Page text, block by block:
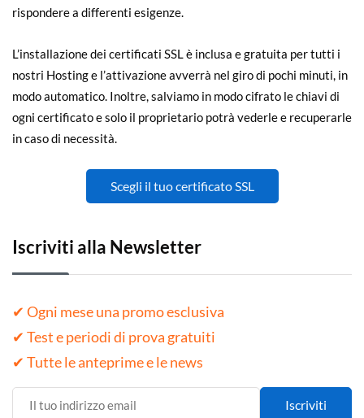
rispondere a differenti esigenze.
L’installazione dei certificati SSL è inclusa e gratuita per tutti i
nostri Hosting e l’attivazione avverrà nel giro di pochi minuti, in
modo automatico. Inoltre, salviamo in modo cifrato le chiavi di
ogni certificato e solo il proprietario potrà vederle e recuperarle
in caso di necessità.
Scegli il tuo certificato SSL
Iscriviti alla Newsletter
✔ Ogni mese una promo esclusiva
✔ Test e periodi di prova gratuiti
✔ Tutte le anteprime e le news